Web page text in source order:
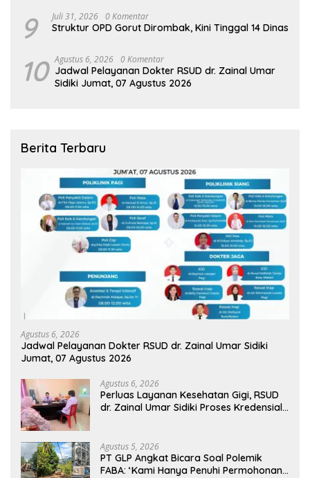
9 Juli 31, 2026 0 Komentar
Struktur OPD Gorut Dirombak, Kini Tinggal 14 Dinas
10 Agustus 6, 2026 0 Komentar
Jadwal Pelayanan Dokter RSUD dr. Zainal Umar
Sidiki Jumat, 07 Agustus 2026
Berita Terbaru
Agustus 6, 2026
Jadwal Pelayanan Dokter RSUD dr. Zainal Umar Sidiki
Jumat, 07 Agustus 2026
Agustus 6, 2026
Perluas Layanan Kesehatan Gigi, RSUD
dr. Zainal Umar Sidiki Proses Kredensial
Agustus 5, 2026
PT GLP Angkat Bicara Soal Polemik
FABA: ‘Kami Hanya Penuhi Permohonan